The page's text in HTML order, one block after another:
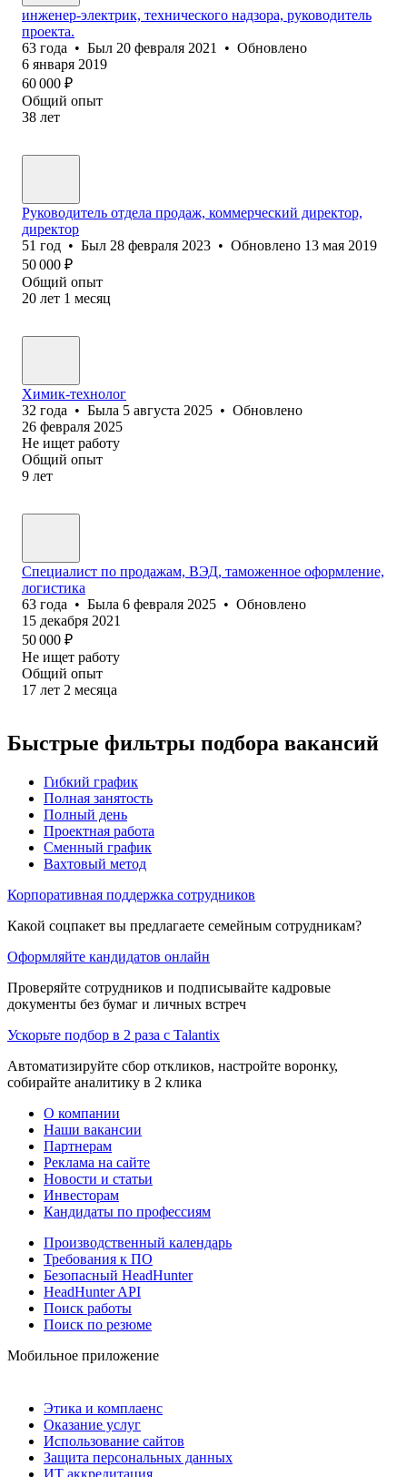
инженер-электрик, технического надзора, руководитель
проекта.
63 года • Был 20 февраля 2021 • Обновлено
6 января 2019
60 000 ₽
Общий опыт
38 лет
Руководитель отдела продаж, коммерческий директор,
директор
51 год • Был 28 февраля 2023 • Обновлено 13 мая 2019
50 000 ₽
Общий опыт
20 лет 1 месяц
Химик-технолог
32 года • Была 5 августа 2025 • Обновлено
26 февраля 2025
Не ищет работу
Общий опыт
9 лет
Специалист по продажам, ВЭД, таможенное оформление,
логистика
63 года • Была 6 февраля 2025 • Обновлено
15 декабря 2021
50 000 ₽
Не ищет работу
Общий опыт
17 лет 2 месяца
Быстрые фильтры подбора вакансий
Гибкий график
Полная занятость
Полный день
Проектная работа
Сменный график
Вахтовый метод
Корпоративная поддержка сотрудников
Какой соцпакет вы предлагаете семейным сотрудникам?
Оформляйте кандидатов онлайн
Проверяйте сотрудников и подписывайте кадровые
документы без бумаг и личных встреч
Ускорьте подбор в 2 раза с Talantix
Автоматизируйте сбор откликов, настройте воронку,
собирайте аналитику в 2 клика
О компании
Наши вакансии
Партнерам
Реклама на сайте
Новости и статьи
Инвесторам
Кандидаты по профессиям
Производственный календарь
Требования к ПО
Безопасный HeadHunter
HeadHunter API
Поиск работы
Поиск по резюме
Мобильное приложение
Этика и комплаенс
Оказание услуг
Использование сайтов
Защита персональных данных
ИТ аккредитация